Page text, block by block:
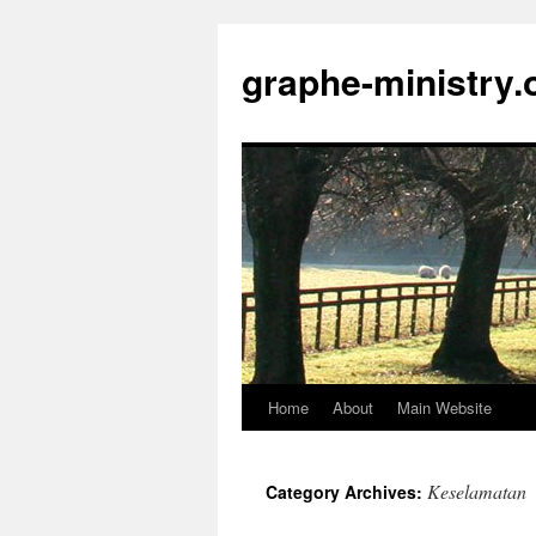
content
graphe-
Home About Main Website
Category Archives: Keselamatan